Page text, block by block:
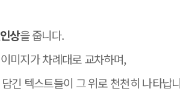
상을 줍니다.
미지가 차례대로 교차하며,
긴 텍스트들이 그 위로 천천히 나타납